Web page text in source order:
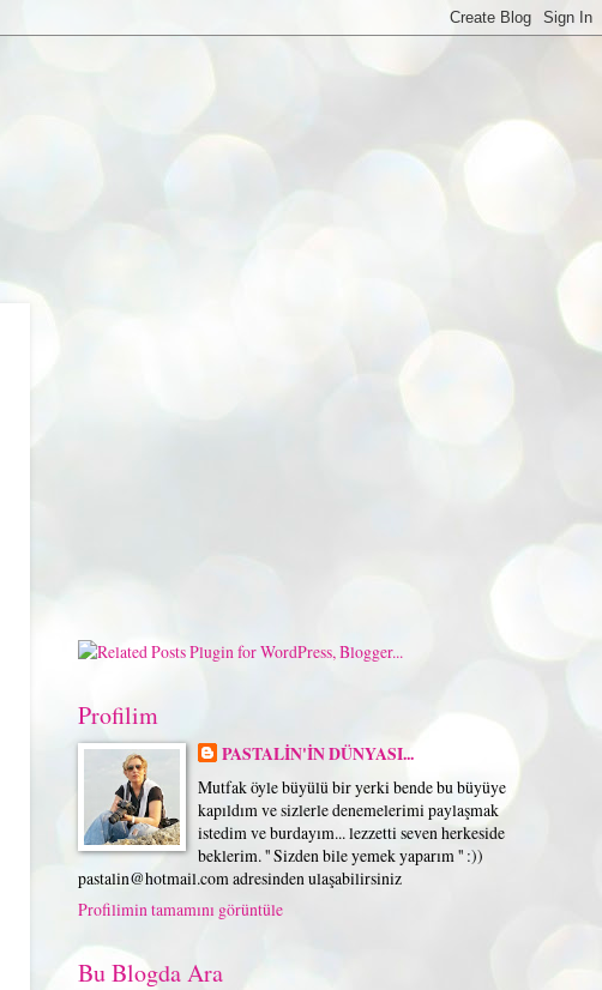
Profilim
PASTALİN'İN DÜNYASI...
Mutfak öyle büyülü bir yerki bende bu büyüye
kapıldım ve sizlerle denemelerimi paylaşmak
istedim ve burdayım... lezzetti seven herkeside
beklerim. '' Sizden bile yemek yaparım '' :))
pastalin@hotmail.com adresinden ulaşabilirsiniz
Profilimin tamamını görüntüle
Bu Blogda Ara